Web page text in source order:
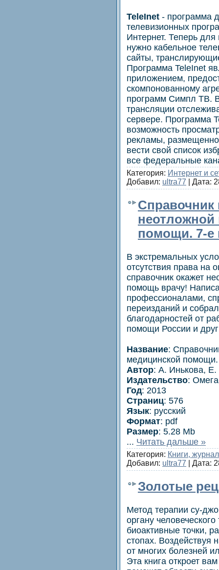
TeleInet - программа
телевизионных
Интернет. Теперь
нужно кабельное
сайты,
Программа TeleInet
приложением,
скомпонованному
программ Симпл ТВ.
трансляции
сервере. Программа
возможность
рекламы,
вести свой список
все федеральные
Категория: Интернет и
Добавил: ultra77 | Дата:
Справочник
неотложной
помощи. 7-е
В экстремальных
отсутствия права на
справочник окажет
помощь врачу!
профессионалами,
переизданий и
благодарностей от
помощи России и
Название:
медицинской
Автор: А. Инькова, Е.
Издательство:
Год: 2013
Страниц: 576
Язык: русский
Формат: pdf
Размер: 5.28 Mb
... Читать дальше »
Категория: Книги,
Добавил: ultra77 | Дата:
Золотые
Метод терапии су-
органу
биоактивные точки,
стопах. Воздействуя
от многих болезней
Эта книга откроет